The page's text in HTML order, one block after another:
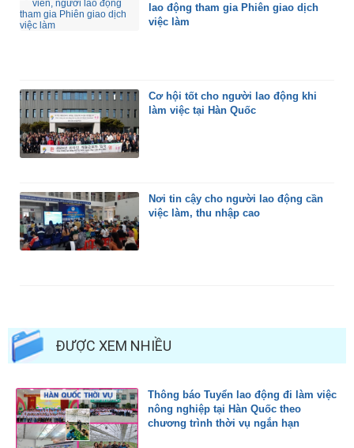
lao động tham gia Phiên giao dịch
việc làm
Cơ hội tốt cho người lao động khi
làm việc tại Hàn Quốc
Nơi tin cậy cho người lao động cần
việc làm, thu nhập cao
ĐƯỢC XEM NHIỀU
Thông báo Tuyển lao động đi làm việc
nông nghiệp tại Hàn Quốc theo
chương trình thời vụ ngắn hạn